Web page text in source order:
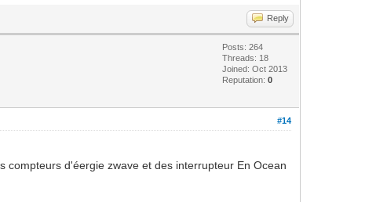
Reply
Posts: 264
Threads: 18
Joined: Oct 2013
Reputation:0
#14
d'éergie zwave et des interrupteur En Ocean